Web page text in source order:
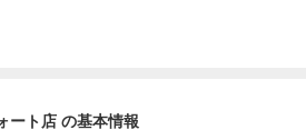
ート店 の基本情報